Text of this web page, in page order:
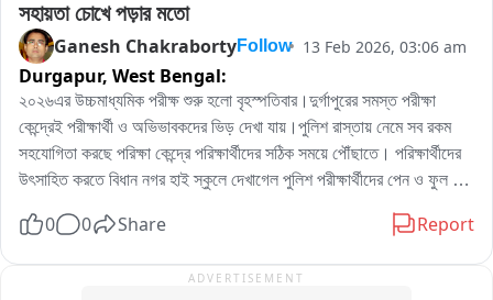
সহায়তা চোখে পড়ার মতো
Ganesh ChakrabortyFollow 13 Feb 2026, 03:06 am
Durgapur, West Bengal:
২০২৬এর উচ্চমাধ্যমিক পরীক্ষ শুরু হলো বৃহস্পতিবার।দুর্গাপুরের সমস্ত পরীক্ষা
কেন্দ্রেই পরীক্ষার্থী ও অভিভাবকদের ভিড় দেখা যায়।পুলিশ রাস্তায় নেমে সব রকম
সহযোগিতা করছে পরিক্ষা কেন্দ্রে পরিক্ষার্থীদের সঠিক সময়ে পৌঁছাতে। পরিক্ষার্থীদের
উৎসাহিত করতে বিধান নগর হাই স্কুলে দেখাগেল পুলিশ পরীক্ষার্থীদের পেন ও ফুল
পেন কোথাও ফুল এবং কোথাও জলের বোতল দিয়ে। প্রথম দিন দুর্গাপুরে সব কেন্দ্রে
শান্তিপূর্ণ ভাবে পরিক্ষা সম্পন্ন হয়।
0 0 Share Report
ADVERTISEMENT